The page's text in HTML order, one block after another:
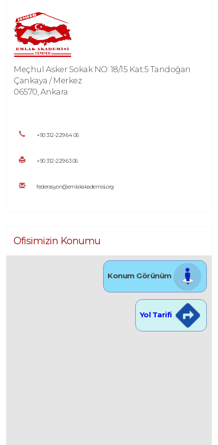
Meçhul Asker Sokak NO: 18/15 Kat:5 Tandoğan
Çankaya / Merkez
06570, Ankara
+90 312-229 64 06
+90 312-229 63 06
federasyon@emlakakademisi.org
Ofisimizin Konumu
Konum Görünüm
Yol Tarifi